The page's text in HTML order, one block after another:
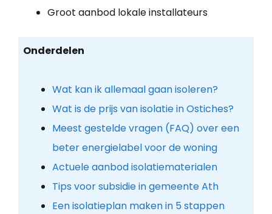
Groot aanbod lokale installateurs
Onderdelen
Wat kan ik allemaal gaan isoleren?
Wat is de prijs van isolatie in Ostiches?
Meest gestelde vragen (FAQ) over een
beter energielabel voor de woning
Actuele aanbod isolatiematerialen
Tips voor subsidie in gemeente Ath
Een isolatieplan maken in 5 stappen